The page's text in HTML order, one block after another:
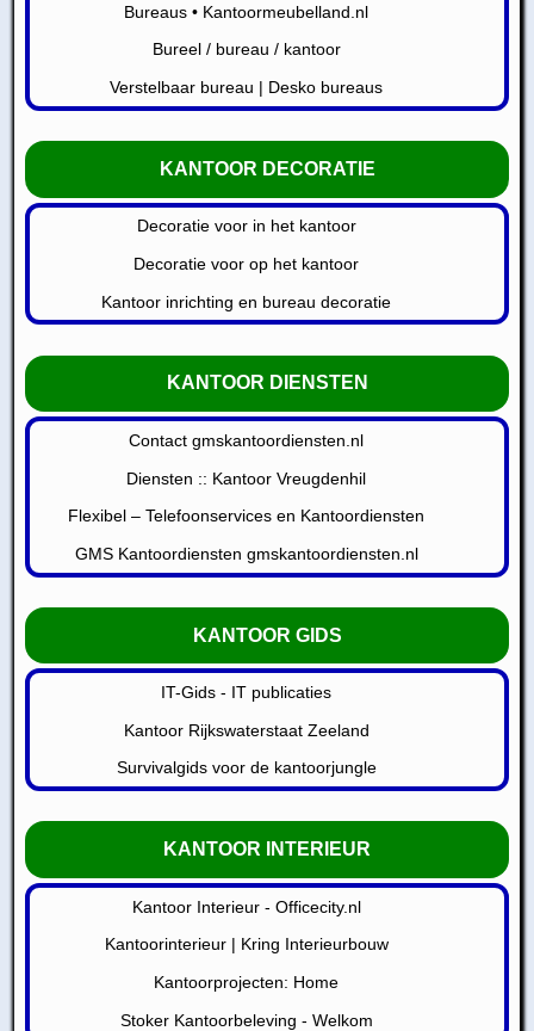
Bureaus • Kantoormeubelland.nl
Bureel / bureau / kantoor
Verstelbaar bureau | Desko bureaus
KANTOOR DECORATIE
Decoratie voor in het kantoor
Decoratie voor op het kantoor
Kantoor inrichting en bureau decoratie
KANTOOR DIENSTEN
Contact gmskantoordiensten.nl
Diensten :: Kantoor Vreugdenhil
Flexibel – Telefoonservices en Kantoordiensten
GMS Kantoordiensten gmskantoordiensten.nl
KANTOOR GIDS
IT-Gids - IT publicaties
Kantoor Rijkswaterstaat Zeeland
Survivalgids voor de kantoorjungle
KANTOOR INTERIEUR
Kantoor Interieur - Officecity.nl
Kantoorinterieur | Kring Interieurbouw
Kantoorprojecten: Home
Stoker Kantoorbeleving - Welkom